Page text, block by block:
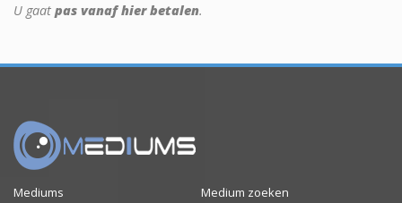
U gaat pas vanaf hier betalen.
Mediums
Medium zoeken